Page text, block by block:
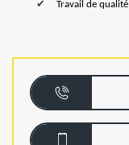
Travail de qualité